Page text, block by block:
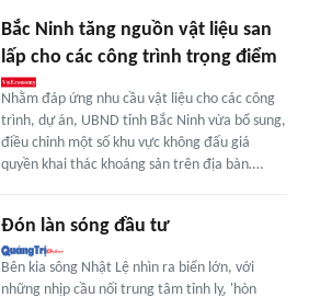
Bắc Ninh tăng nguồn vật liệu san
lấp cho các công trình trọng điểm
Nhằm đáp ứng nhu cầu vật liệu cho các công
trình, dự án, UBND tỉnh Bắc Ninh vừa bổ sung,
điều chỉnh một số khu vực không đấu giá
quyền khai thác khoáng sản trên địa bàn….
Đón làn sóng đầu tư
Bên kia sông Nhật Lệ nhìn ra biển lớn, với
những nhịp cầu nối trung tâm tỉnh lỵ, 'hòn